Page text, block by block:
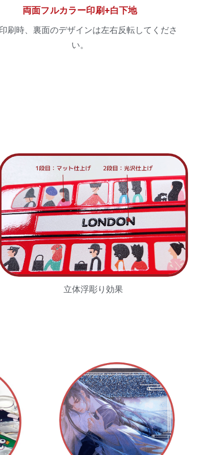
両面フルカラー印刷+白下地
刷時、裏面のデザインは左右反転してくださ
い。
立体浮彫り効果